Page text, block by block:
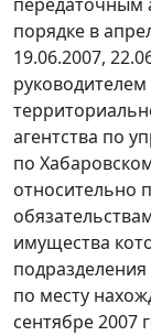
передаточным
порядке в
19.06.2007,
агентства по
по
относительно
имущества
по месту
сентябре 2007